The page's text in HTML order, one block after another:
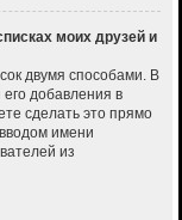
моих друзей и
двумя способами. В
добавления в
сделать это прямо
имени
из